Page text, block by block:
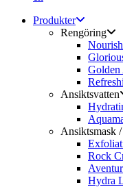
Produkter
Rengöring
Golden
Ansiktsvatten
Ansiktsmask
Rock
Hydra